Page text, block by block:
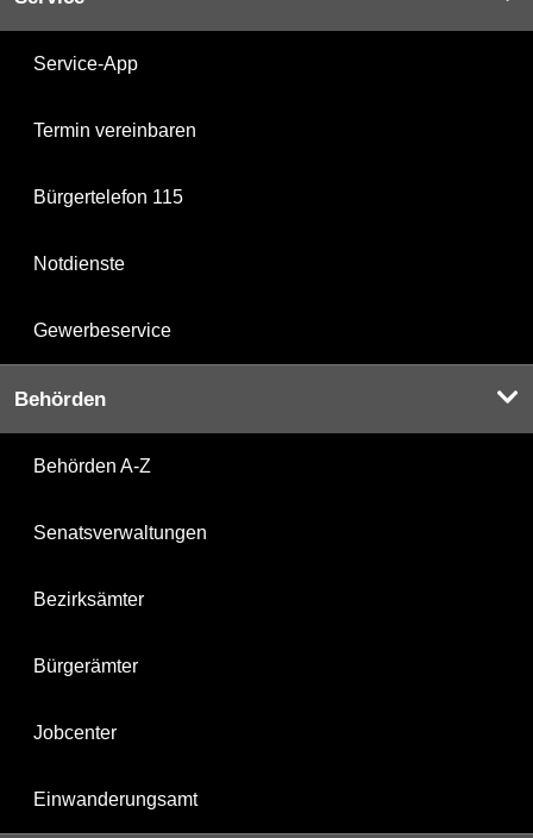
Service-App
Termin vereinbaren
Bürgertelefon 115
Notdienste
Gewerbeservice
Behörden
Behörden A-Z
Senatsverwaltungen
Bezirksämter
Bürgerämter
Jobcenter
Einwanderungsamt